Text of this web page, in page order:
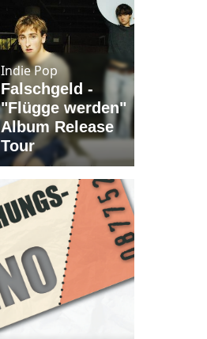
Indie Pop
Falschgeld -
"Flügge werden"
Album Release
Tour